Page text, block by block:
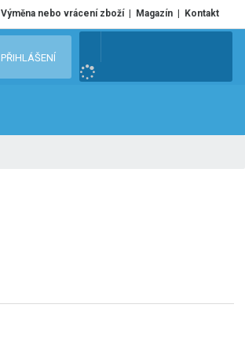
Výměna nebo vrácení zboží Magazín Kontakt
PŘIHLÁŠENÍ